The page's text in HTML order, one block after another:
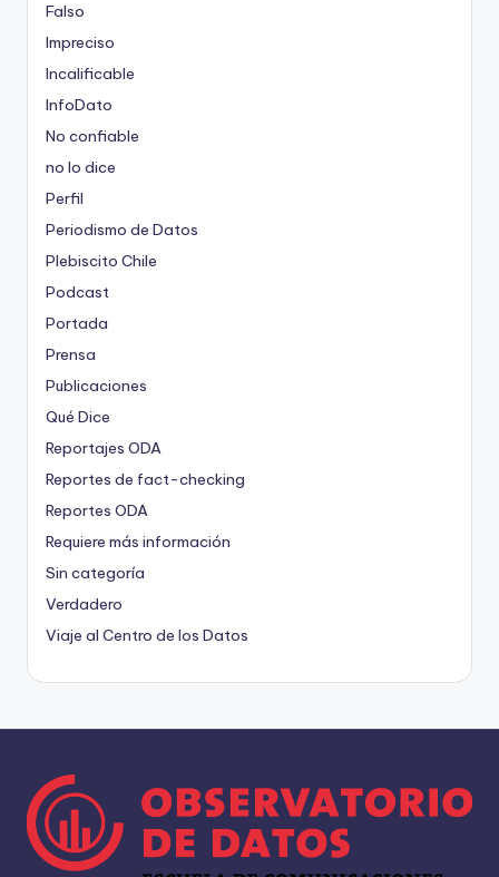
Falso
Impreciso
Incalificable
InfoDato
No confiable
no lo dice
Perfil
Periodismo de Datos
Plebiscito Chile
Podcast
Portada
Prensa
Publicaciones
Qué Dice
Reportajes ODA
Reportes de fact-checking
Reportes ODA
Requiere más información
Sin categoría
Verdadero
Viaje al Centro de los Datos